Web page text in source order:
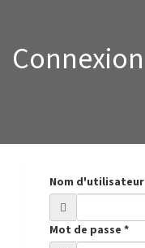
Connexion
Nom d'utilisateur
Mot de passe *